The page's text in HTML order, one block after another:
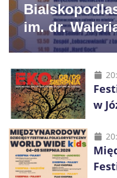
im. dr.
w